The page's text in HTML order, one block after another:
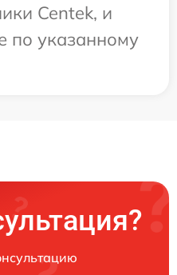
Centek, и
по указанному